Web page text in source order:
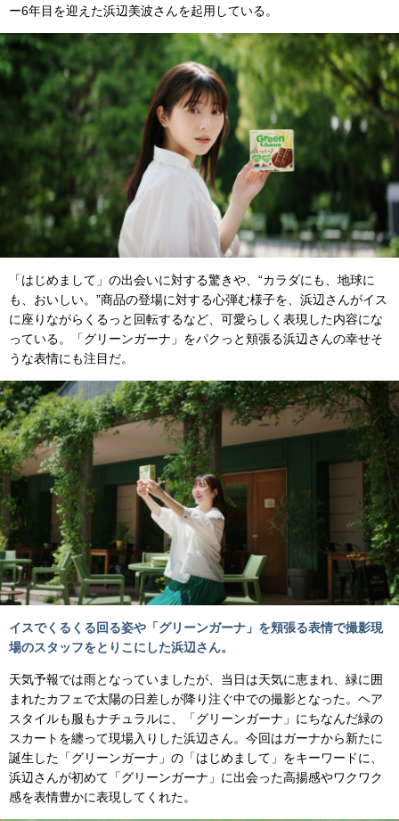
ー6年目を迎えた浜辺美波さんを起用している。
「はじめまして」の出会いに対する驚きや、“カラダにも、地球に
も、おいしい。”商品の登場に対する心弾む様子を、浜辺さんがイス
に座りながらくるっと回転するなど、可愛らしく表現した内容にな
っている。「グリーンガーナ」をパクっと頬張る浜辺さんの幸せそ
うな表情にも注目だ。
イスでくるくる回る姿や「グリーンガーナ」を頬張る表情で撮影現
場のスタッフをとりこにした浜辺さん。
天気予報では雨となっていましたが、当日は天気に恵まれ、緑に囲
まれたカフェで太陽の日差しが降り注ぐ中での撮影となった。ヘア
スタイルも服もナチュラルに、「グリーンガーナ」にちなんだ緑の
スカートを纏って現場入りした浜辺さん。今回はガーナから新たに
誕生した「グリーンガーナ」の「はじめまして」をキーワードに、
浜辺さんが初めて「グリーンガーナ」に出会った高揚感やワクワク
感を表情豊かに表現してくれた。